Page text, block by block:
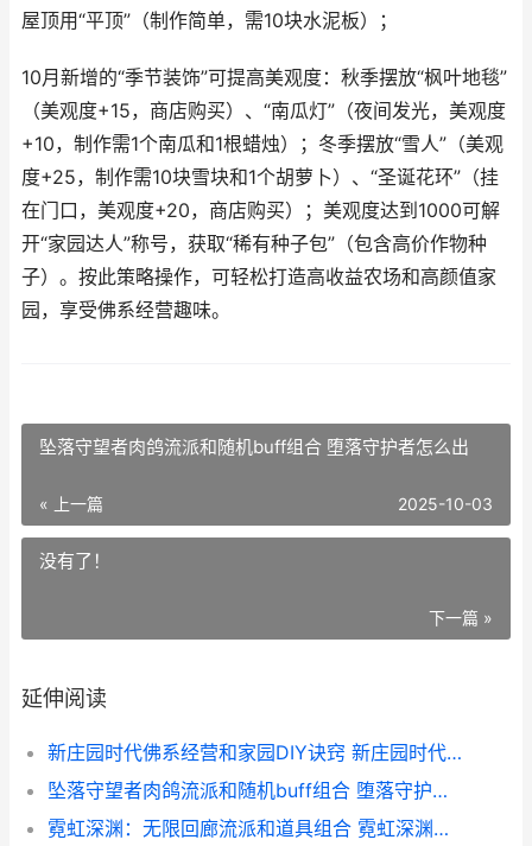
屋顶用“平顶”（制作简单，需10块水泥板）；
10月新增的“季节装饰”可提高美观度：秋季摆放“枫叶地毯”
（美观度+15，商店购买）、“南瓜灯”（夜间发光，美观度
+10，制作需1个南瓜和1根蜡烛）；冬季摆放“雪人”（美观
度+25，制作需10块雪块和1个胡萝卜）、“圣诞花环”（挂
在门口，美观度+20，商店购买）；美观度达到1000可解
开“家园达人”称号，获取“稀有种子包”（包含高价作物种
子）。按此策略操作，可轻松打造高收益农场和高颜值家
园，享受佛系经营趣味。
坠落守望者肉鸽流派和随机buff组合 堕落守护者怎么出
« 上一篇 2025-10-03
没有了！
下一篇 »
延伸阅读
新庄园时代佛系经营和家园DIY诀窍 新庄园时代游戏
坠落守望者肉鸽流派和随机buff组合 堕落守护者怎么出
霓虹深渊：无限回廊流派和道具组合 霓虹深渊无限兑换码